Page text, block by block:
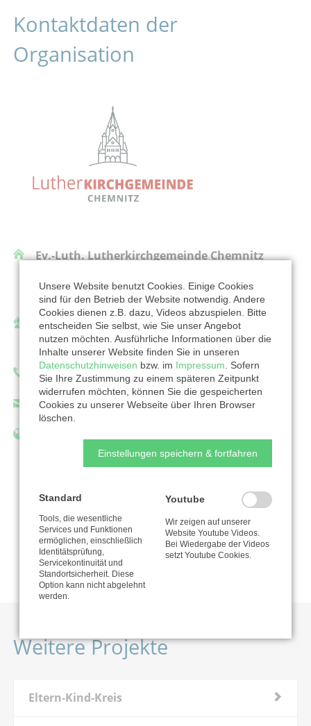
Kontaktdaten der
Organisation
Ev.-Luth. Lutherkirchgemeinde Chemnitz
09126 Chemnitz
Ansprechpartner/in:
Frau Judith Armann
Telefon: 037152039590
info@luther-chemnitz.de
www.luther-chemnitz.de
Zur Organisation
Nutzungsbedingungen
Weitere Projekte
Eltern-Kind-Kreis
Unsere Website benutzt Cookies. Einige Cookies
sind für den Betrieb der Website notwendig. Andere
Cookies dienen z.B. dazu, Videos abzuspielen. Bitte
entscheiden Sie selbst, wie Sie unser Angebot
nutzen möchten. Ausführliche Informationen über die
Inhalte unserer Website finden Sie in unseren
Datenschutzhinweisen bzw. im Impressum . Sofern
Sie Ihre Zustimmung zu einem späteren Zeitpunkt
widerrufen möchten, können Sie die gespeicherten
Cookies zu unserer Webseite über Ihren Browser
löschen.
Einstellungen speichern & fortfahren
Standard
Tools, die wesentliche
Services und Funktionen
ermöglichen, einschließlich
Identitätsprüfung,
Servicekontinuität und
Standortsicherheit. Diese
Option kann nicht abgelehnt
werden.
Youtube
Wir zeigen auf unserer
Website Youtube Videos.
Bei Wiedergabe der Videos
setzt Youtube Cookies.